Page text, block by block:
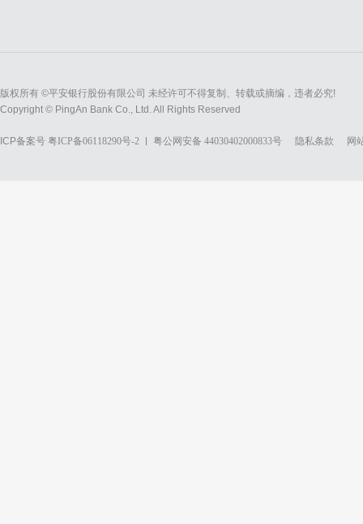
版权所有 ©平安银行股份有限公司 未经许可不得复制、转载或摘编，违者必究!
Copyright © PingAn Bank Co., Ltd. All Rights Reserved
ICP备案号 粤ICP备06118290号-2 粤公网安备 44030402000833号 隐私条款 网